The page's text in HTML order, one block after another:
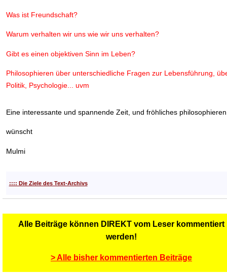
Was ist Freundschaft?
Warum verhalten wir uns wie wir uns verhalten?
Gibt es einen objektiven Sinn im Leben?
Philosophieren über unterschiedliche Fragen zur Lebensführung,
Politik, Psychologie... uvm
Eine interessante und spannende Zeit, und fröhliches
wünscht
Mulmi
:::: Die Ziele des Text-Archivs
Alle Beiträge können DIREKT vom Leser kommentiert
werden!
> Alle bisher kommentierten Beiträge